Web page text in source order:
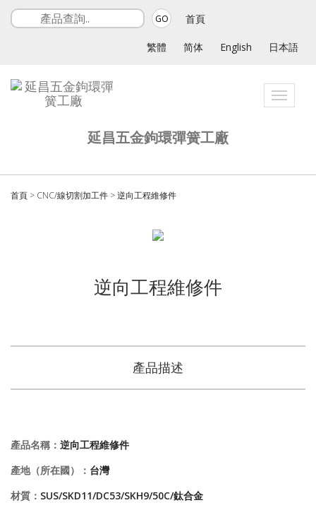
GO 首頁
繁體 简体 English 日本語
Toggle
延昌五金鉤環彈簧工廠
首頁 > CNC/線切割加工件 >逆向工程維修件
逆向工程維修件
產品描述
產品名稱： 逆向工程維修件
產地（所在國）： 台灣
材質： SUS/SKD11/DC53/SKH9/50C/鈦合金